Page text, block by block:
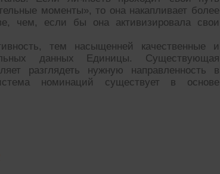
моменты», то она накапливает более
чем, если бы она активизировала свои
тем насыщенней качественные и
данных Единицы. Существующая
разглядеть нужную направленность в
номинаций существует в основе